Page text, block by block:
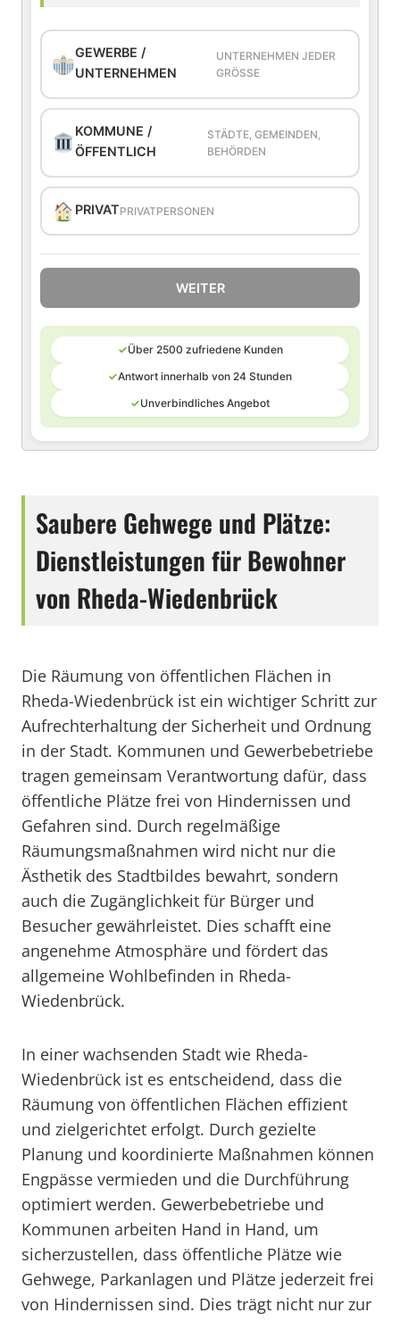
GEWERBE /
UNTERNEHMEN
UNTERNEHMEN JEDER
GRÖSSE
KOMMUNE /
ÖFFENTLICH
STÄDTE, GEMEINDEN,
BEHÖRDEN
PRIVATPRIVATPERSONEN
WEITER
✓Über 2500 zufriedene Kunden
✓Antwort innerhalb von 24 Stunden
✓Unverbindliches Angebot
Saubere Gehwege und Plätze:
Dienstleistungen für Bewohner
von Rheda-Wiedenbrück
Die Räumung von öffentlichen Flächen in
Rheda-Wiedenbrück ist ein wichtiger Schritt zur
Aufrechterhaltung der Sicherheit und Ordnung
in der Stadt. Kommunen und Gewerbebetriebe
tragen gemeinsam Verantwortung dafür, dass
öffentliche Plätze frei von Hindernissen und
Gefahren sind. Durch regelmäßige
Räumungsmaßnahmen wird nicht nur die
Ästhetik des Stadtbildes bewahrt, sondern
auch die Zugänglichkeit für Bürger und
Besucher gewährleistet. Dies schafft eine
angenehme Atmosphäre und fördert das
allgemeine Wohlbefinden in Rheda-
Wiedenbrück.
In einer wachsenden Stadt wie Rheda-
Wiedenbrück ist es entscheidend, dass die
Räumung von öffentlichen Flächen effizient
und zielgerichtet erfolgt. Durch gezielte
Planung und koordinierte Maßnahmen können
Engpässe vermieden und die Durchführung
optimiert werden. Gewerbebetriebe und
Kommunen arbeiten Hand in Hand, um
sicherzustellen, dass öffentliche Plätze wie
Gehwege, Parkanlagen und Plätze jederzeit frei
von Hindernissen sind. Dies trägt nicht nur zur